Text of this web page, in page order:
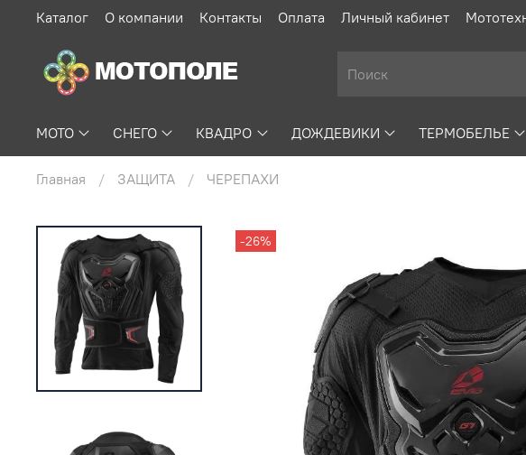
Каталог О компании Контакты Оплата Личный кабинет
МОТО СНЕГО КВАДРО ДОЖДЕВИКИ ТЕРМОБЕЛЬЕ
Главная ЗАЩИТА ЧЕРЕПАХИ
-26%